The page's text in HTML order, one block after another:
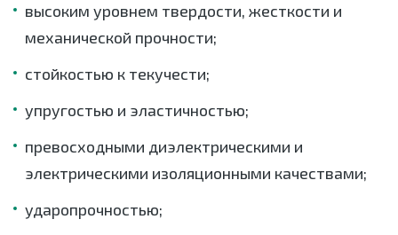
высоким уровнем твердости, жесткости и
механической прочности;
стойкостью к текучести;
упругостью и эластичностью;
превосходными диэлектрическими и
электрическими изоляционными качествами;
ударопрочностью;